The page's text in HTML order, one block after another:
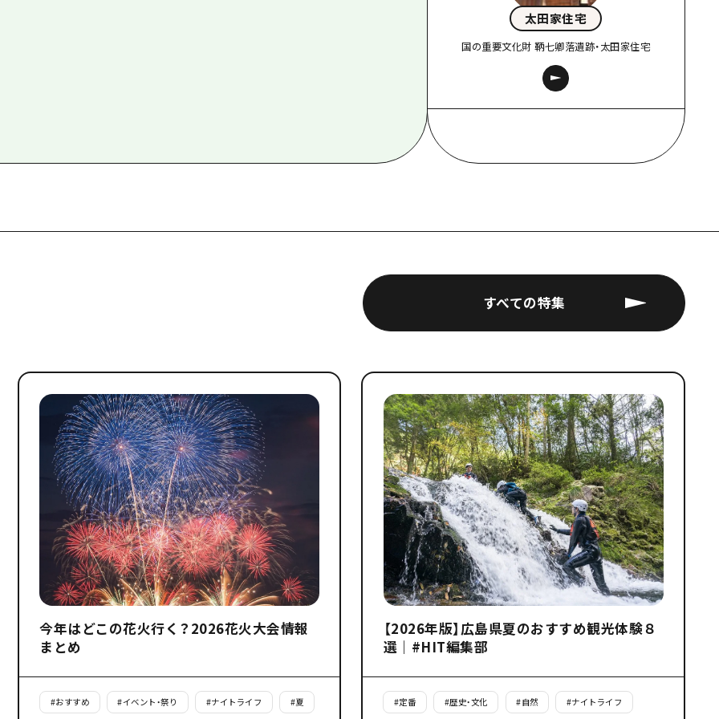
太田家住宅
国の重要文化財 鞆七卿落遺跡・太田家住宅
すべての特集
今年はどこの花火行く？2026花火大会情報
まとめ
#おすすめ #イベント・祭り #ナイトライフ #夏
【2026年版】広島県夏のおすすめ観光体験８
選｜#HIT編集部
#定番 #歴史・文化 #自然 #ナイトライフ